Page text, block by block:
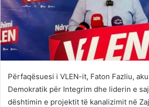
Përfaqësuesi i VLEN-it, Faton Fazliu,
Demokratik për Integrim dhe liderin e
dështimin e projektit të kanalizimit në